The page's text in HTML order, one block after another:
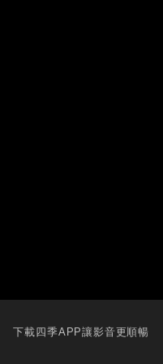
下載四季APP讓影音更順暢